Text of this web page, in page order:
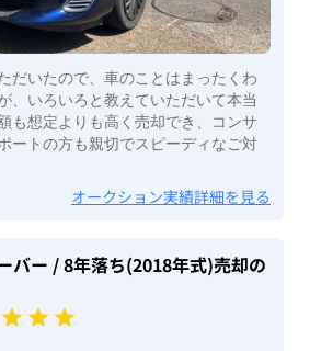
だいたので、車のことはまったくわ
、いろいろと教えていただいて本当
も想定よりも高く売却でき、コンサ
ートの方も親切でスピーディなご対
オークション実績詳細を見る
バー / 8年落ち(2018年式)売却の